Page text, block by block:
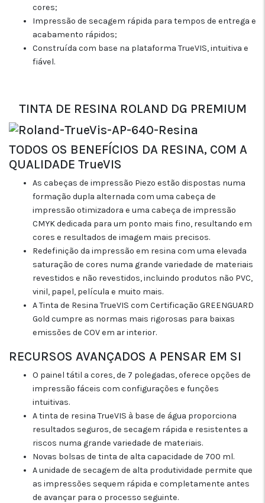
cores;
Impressão de secagem rápida para tempos de entrega e
acabamento rápidos;
Construída com base na plataforma TrueVIS, intuitiva e
fiável.
TINTA DE RESINA ROLAND DG PREMIUM
TODOS OS BENEFÍCIOS DA RESINA, COM A
QUALIDADE TrueVIS
As cabeças de impressão Piezo estão dispostas numa
formação dupla alternada com uma cabeça de
impressão otimizadora e uma cabeça de impressão
CMYK dedicada para um ponto mais fino, resultando em
cores e resultados de imagem mais precisos.
Redefinição da impressão em resina com uma elevada
saturação de cores numa grande variedade de materiais
revestidos e não revestidos, incluindo produtos não PVC,
vinil, papel, película e muito mais.
A Tinta de Resina TrueVIS com Certificação GREENGUARD
Gold cumpre as normas mais rigorosas para baixas
emissões de COV em ar interior.
RECURSOS AVANÇADOS A PENSAR EM SI
O painel tátil a cores, de 7 polegadas, oferece opções de
impressão fáceis com configurações e funções
intuitivas.
A tinta de resina TrueVIS à base de água proporciona
resultados seguros, de secagem rápida e resistentes a
riscos numa grande variedade de materiais.
Novas bolsas de tinta de alta capacidade de 700 ml.
A unidade de secagem de alta produtividade permite que
as impressões sequem rápida e completamente antes
de avançar para o processo seguinte.